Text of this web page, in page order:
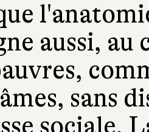
aussi,
sans
sociale.